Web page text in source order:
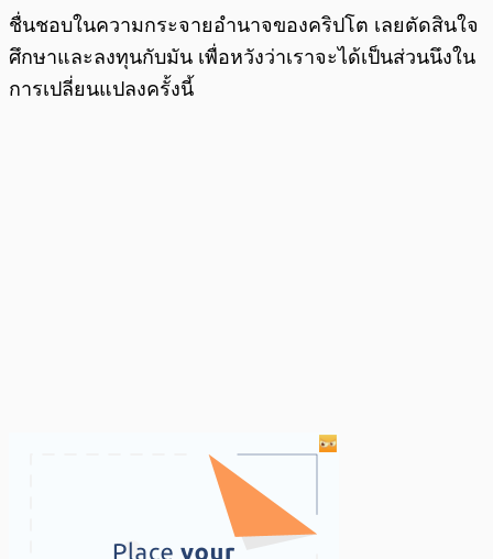
ชื่นชอบในความกระจายอำนาจของคริปโต เลยตัดสินใจ
ศึกษาและลงทุนกับมัน เพื่อหวังว่าเราจะได้เป็นส่วนนึงใน
การเปลี่ยนแปลงครั้งนี้